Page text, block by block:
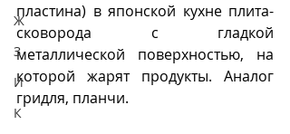
Ж
З
И
К
пластина) в японской кухне плита-
сковорода с гладкой
металлической поверхностью, на
которой жарят продукты. Аналог
гридля, планчи.